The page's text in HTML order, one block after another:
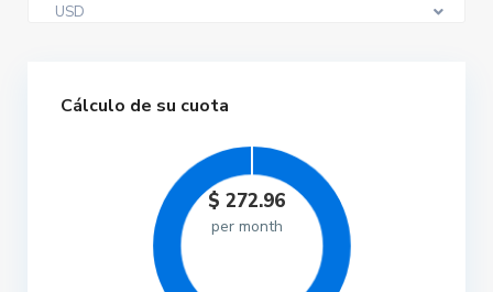
USD
Cálculo de su cuota
$ 272.96
per month